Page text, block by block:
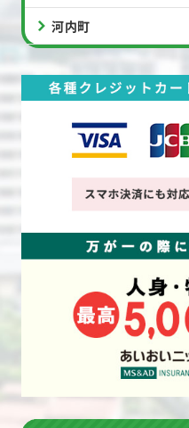
河内町